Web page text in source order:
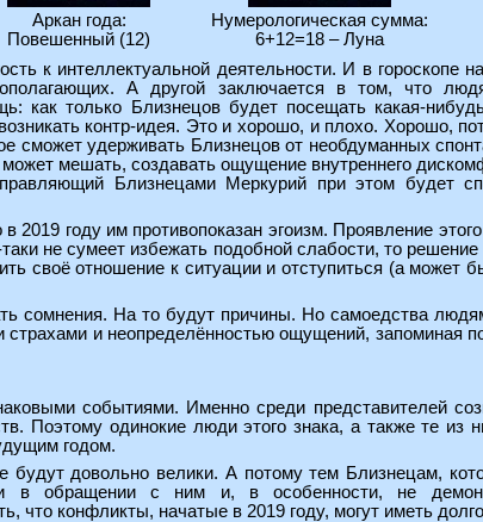
Аркан года:
Повешенный (12)
Нумерологическая сумма:
6+12=18 – Луна
к интеллектуальной деятельности. И в гороскопе
А другой заключается в том, что
как только Близнецов будет посещать какая-
контр-идея. Это и хорошо, и плохо. Хорошо,
сможет удерживать Близнецов от необдуманных
может мешать, создавать ощущение внутреннего
Близнецами Меркурий при этом будет
2019 году им противопоказан эгоизм. Проявление
не сумеет избежать подобной слабости, то
своё отношение к ситуации и отступиться (а может
сомнения. На то будут причины. Но самоедства
и неопределённостью ощущений, запоминая
событиями. Именно среди представителей
Поэтому одинокие люди этого знака, а также те из
годом.
довольно велики. А потому тем Близнецам,
в обращении с ним и, в особенности, не
что конфликты, начатые в 2019 году, могут иметь